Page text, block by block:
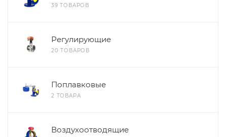
39 ТОВАРОВ
Регулирующие
20 ТОВАРОВ
Поплавковые
2 ТОВАРА
Воздухоотводящие